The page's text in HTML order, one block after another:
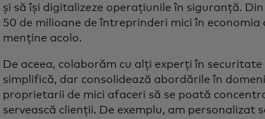
și să își digitalizeze operațiunile în siguranță.
50 de milioane de întreprinderi mici în
menține acolo.
De aceea, colaborăm cu alți experți în
simplifică, dar consolidează abordările în
proprietarii de mici afaceri să se poată
servească clienții. De exemplu, am personalizat